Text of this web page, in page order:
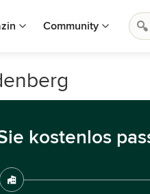
Community
kostenlos